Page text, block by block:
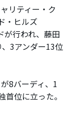
リティー・ク
・ヒルズ
が行われ、藤田
3アンダー13位
8バーディ、1
位に立った。